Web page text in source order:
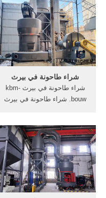
حراج, حراج سعودي يحتوي
على حراج لكل السلع وحراج
السيارات وحراج العقار وحراج
الأجهزة. . 8735992, للبيع
كسارة متنقله qj340 ...
شراء طاحونة في بيرث
شراء طاحونة في بيرث kbm-
bouw. شراء طاحونة في بيرث
فى الاقمشة وعلاقتها بالملابس
الجاهزة,Scribd is the world"s
largest social reading and
publishing site الحصول على .